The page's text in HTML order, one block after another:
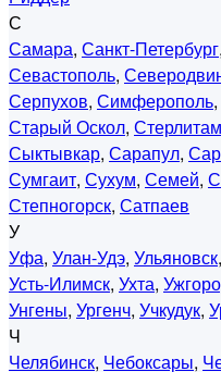
С
Самара, Санкт-Петербург,
Севастополь,
Серпухов, Симферополь,
Старый Оскол,
Сыктывкар, Сарапул,
Сумгаит, Сухум, Семей,
Степногорск, Сатпаев
У
Уфа, Улан-Удэ, Ульяновск,
Усть-Илимск, Ухта,
Унгены, Ургенч, Учкудук,
Ч
Челябинск, Чебоксары,